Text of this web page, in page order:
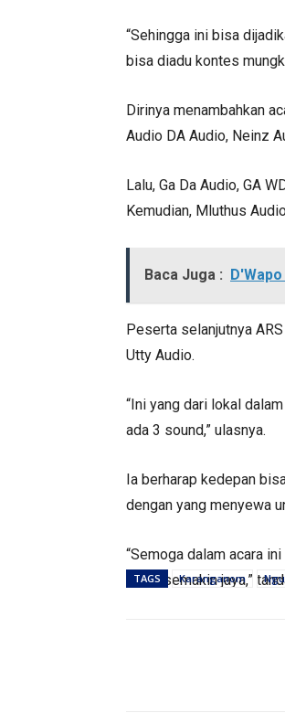
“Sehingga ini bisa
bisa diadu kontes
Dirinya menambahkan
Audio DA Audio, Neinz
Lalu, Ga Da Audio, GA
Kemudian, Mluthus
Baca Juga :
Peserta selanjutnya
Utty Audio.
“Ini yang dari lokal
ada 3 sound,” ulasnya.
Ia berharap kedepan
dengan yang menyewa
“Semoga dalam acara
terop semakin jaya,”
TAGS Karanganom